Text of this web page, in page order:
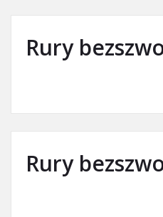
Rury
Rury